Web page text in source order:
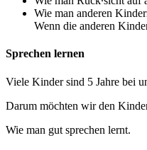
Wie man anderen
Wenn die anderen
Sprechen lernen
Viele Kinder sind 5 Jahre bei
Darum möchten wir den
Wie man gut sprechen lernt.